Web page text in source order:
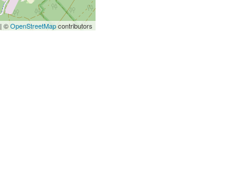
| ©OpenStreetMapcontributors